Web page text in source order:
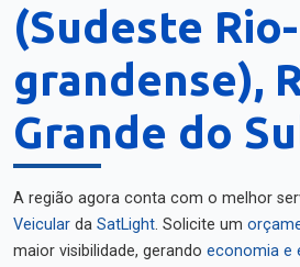
(Sudeste Rio-
grandense),
Grande do
A região agora conta com o melhor
Veicular da SatLight. Solicite um
maior visibilidade, gerando economia e